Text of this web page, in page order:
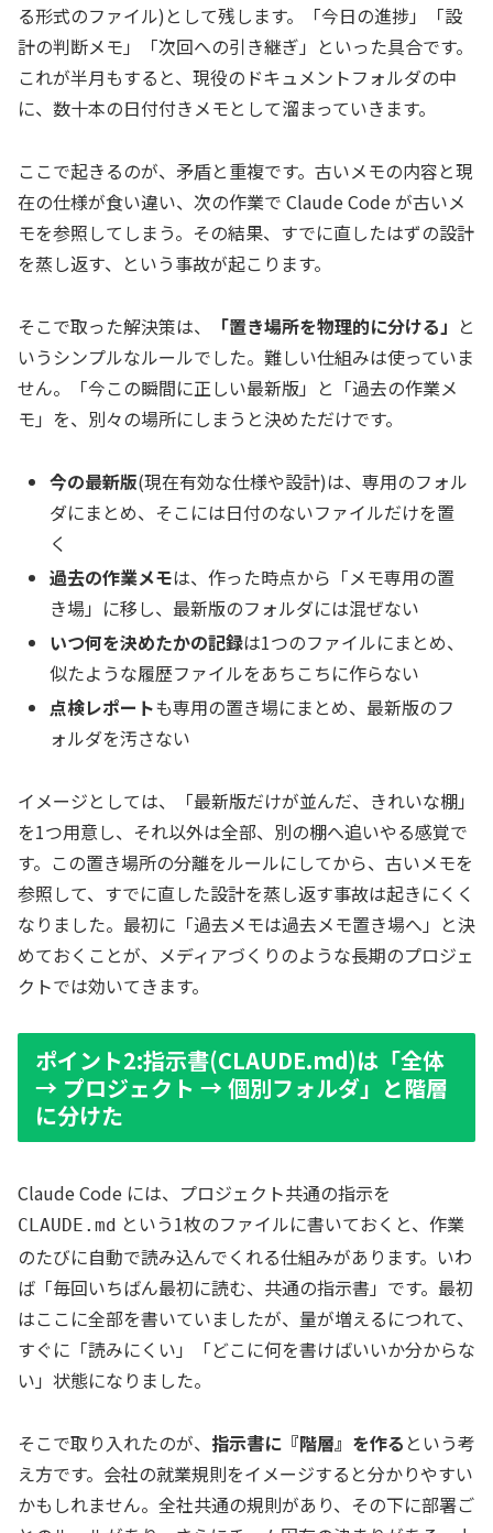
る形式のファイル)として残します。「今日の進捗」「設
計の判断メモ」「次回への引き継ぎ」といった具合です。
これが半月もすると、現役のドキュメントフォルダの中
に、数十本の日付付きメモとして溜まっていきます。
ここで起きるのが、矛盾と重複です。古いメモの内容と現
在の仕様が食い違い、次の作業で Claude Code が古いメ
モを参照してしまう。その結果、すでに直したはずの設計
を蒸し返す、という事故が起こります。
そこで取った解決策は、 「置き場所を物理的に分ける」 と
いうシンプルなルールでした。難しい仕組みは使っていま
せん。「今この瞬間に正しい最新版」と「過去の作業メ
モ」を、別々の場所にしまうと決めただけです。
今の最新版(現在有効な仕様や設計)は、専用のフォル
ダにまとめ、そこには日付のないファイルだけを置
く
過去の作業メモは、作った時点から「メモ専用の置
き場」に移し、最新版のフォルダには混ぜない
いつ何を決めたかの記録は1つのファイルにまとめ、
似たような履歴ファイルをあちこちに作らない
点検レポートも専用の置き場にまとめ、最新版のフ
ォルダを汚さない
イメージとしては、「最新版だけが並んだ、きれいな棚」
を1つ用意し、それ以外は全部、別の棚へ追いやる感覚で
す。この置き場所の分離をルールにしてから、古いメモを
参照して、すでに直した設計を蒸し返す事故は起きにくく
なりました。最初に「過去メモは過去メモ置き場へ」と決
めておくことが、メディアづくりのような長期のプロジェ
クトでは効いてきます。
ポイント2:指示書(CLAUDE.md)は「全体
→ プロジェクト → 個別フォルダ」と階層
に分けた
Claude Code には、プロジェクト共通の指示を
CLAUDE.md という1枚のファイルに書いておくと、作業
のたびに自動で読み込んでくれる仕組みがあります。いわ
ば「毎回いちばん最初に読む、共通の指示書」です。最初
はここに全部を書いていましたが、量が増えるにつれて、
すぐに「読みにくい」「どこに何を書けばいいか分からな
い」状態になりました。
そこで取り入れたのが、 指示書に『階層』を作る という考
え方です。会社の就業規則をイメージすると分かりやすい
かもしれません。全社共通の規則があり、その下に部署ご